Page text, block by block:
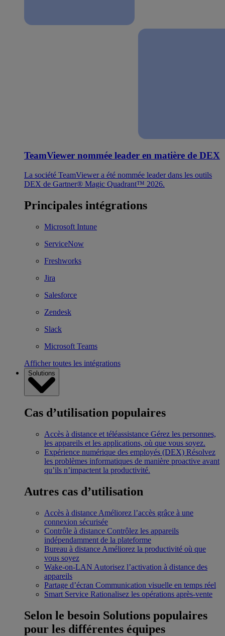
TeamViewer nommée leader en matière de DEX
La société TeamViewer a été nommée leader dans les outils
DEX de Gartner® Magic Quadrant™ 2026.
Principales intégrations
Microsoft Intune
ServiceNow
Freshworks
Jira
Salesforce
Zendesk
Slack
Microsoft Teams
Afficher toutes les intégrations
Solutions
Cas d’utilisation populaires
Accès à distance et téléassistance Gérez les personnes,
les appareils et les applications, où que vous soyez.
Expérience numérique des employés (DEX) Résolvez
les problèmes informatiques de manière proactive avant
qu’ils n’impactent la productivité.
Autres cas d’utilisation
Accès à distance Améliorez l’accès grâce à une
connexion sécurisée
Contrôle à distance Contrôlez les appareils
indépendamment de la plateforme
Bureau à distance Améliorez la productivité où que
vous soyez
Wake-on-LAN Autorisez l’activation à distance des
appareils
Partage d’écran Communication visuelle en temps réel
Smart Service Rationalisez les opérations après-vente
Selon le besoin Solutions populaires
pour les différentes équipes